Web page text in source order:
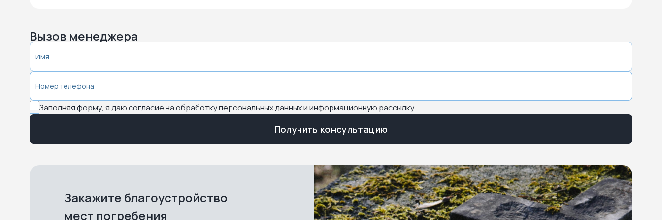
Вызов менеджера
Заполняя форму, я даю согласие на обработку персональных данных и информационную рассылку
Получить консультацию
Закажите благоустройство
мест погребения